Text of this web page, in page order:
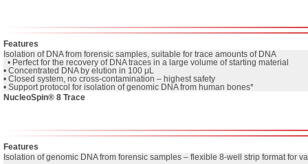
Features
Isolation of DNA from forensic samples, suitable for trace amounts of DNA
  • Perfect for the recovery of DNA traces in a large volume of starting material
• Concentrated DNA by elution in 100 μL
• Closed system, no cross-contamination – highest safety
• Support protocol for isolation of genomic DNA from human bones*
NucleoSpin® 8 Trace
Features
Isolation of genomic DNA from forensic samples – flexible 8-well strip format for